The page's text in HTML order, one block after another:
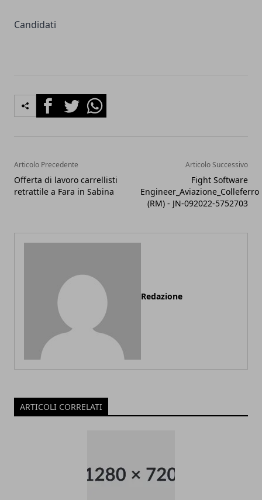
Candidati
FacebookTwitterWhatsapp
Articolo Precedente
Offerta di lavoro carrellisti
retrattile a Fara in Sabina
Articolo Successivo
Fight Software
Engineer_Aviazione_Colleferro
(RM) - JN-092022-5752703
Redazione
ARTICOLI CORRELATI